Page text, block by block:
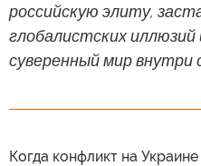
российскую элиту,
глобалистских
суверенный мир внутри
Когда конфликт на